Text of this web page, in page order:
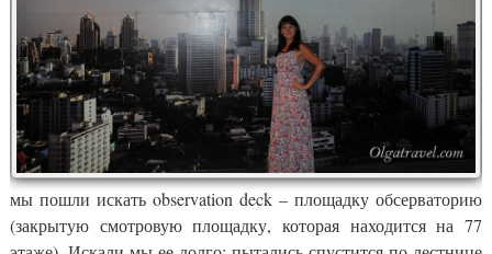
мы пошли искать observation deck – площадку обсерваторию
(закрытую смотровую площадку, которая находится на 77